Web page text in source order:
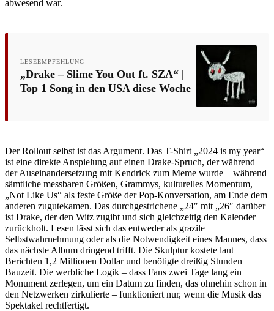
abwesend war.
LESEEMPFEHLUNG
„Drake – Slime You Out ft. SZA“ |
Top 1 Song in den USA diese Woche
Der Rollout selbst ist das Argument. Das T-Shirt „2024 is my year“
ist eine direkte Anspielung auf einen Drake-Spruch, der während
der Auseinandersetzung mit Kendrick zum Meme wurde – während
sämtliche messbaren Größen, Grammys, kulturelles Momentum,
„Not Like Us“ als feste Größe der Pop-Konversation, am Ende dem
anderen zugutekamen. Das durchgestrichene „24″ mit „26″ darüber
ist Drake, der den Witz zugibt und sich gleichzeitig den Kalender
zurückholt. Lesen lässt sich das entweder als grazile
Selbstwahrnehmung oder als die Notwendigkeit eines Mannes, dass
das nächste Album dringend trifft. Die Skulptur kostete laut
Berichten 1,2 Millionen Dollar und benötigte dreißig Stunden
Bauzeit. Die werbliche Logik – dass Fans zwei Tage lang ein
Monument zerlegen, um ein Datum zu finden, das ohnehin schon in
den Netzwerken zirkulierte – funktioniert nur, wenn die Musik das
Spektakel rechtfertigt.